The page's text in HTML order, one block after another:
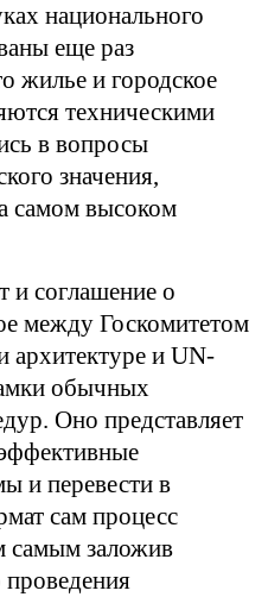
национального
еще раз
жилье и городское
техническими
в вопросы
значения,
самом высоком
и соглашение о
между Госкомитетом
архитектуре и UN-
обычных
Оно представляет
и перевести в
сам процесс
самым заложив